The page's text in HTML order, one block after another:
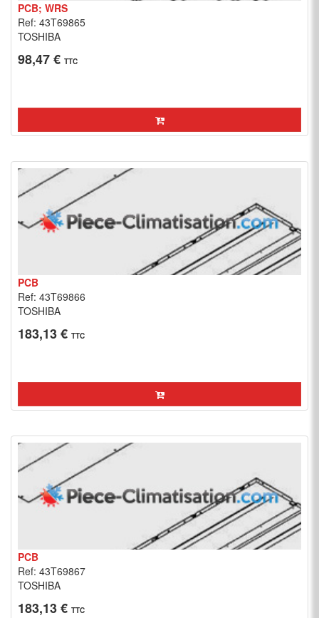
PCB; WRS
Ref: 43T69865
TOSHIBA
98,47 € TTC
PCB
Ref: 43T69866
TOSHIBA
183,13 € TTC
PCB
Ref: 43T69867
TOSHIBA
183,13 € TTC